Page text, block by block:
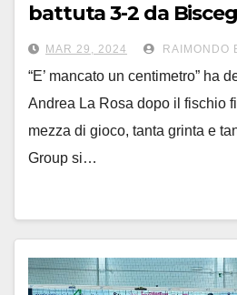
battuta 3-2 da
semifinale di coppa
MAR 29, 2024 RAIMONDO
“E’ mancato un centimetro” ha
Andrea La Rosa dopo il fischio
mezza di gioco, tanta grinta e
Group si…